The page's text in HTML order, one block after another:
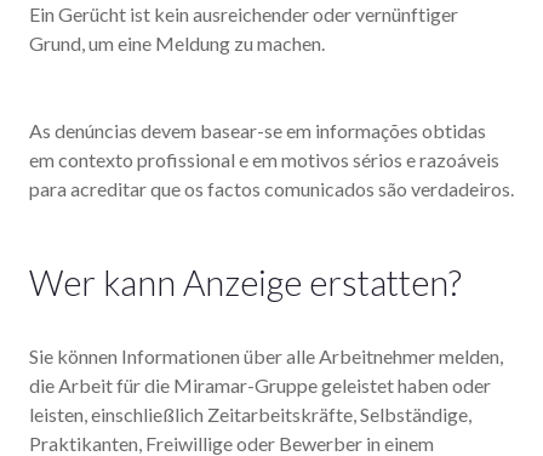
Ein Gerücht ist kein ausreichender oder vernünftiger
Grund, um eine Meldung zu machen.
As denúncias devem basear-se em informações obtidas
em contexto profissional e em motivos sérios e razoáveis
para acreditar que os factos comunicados são verdadeiros.
Wer kann Anzeige erstatten?
Sie können Informationen über alle Arbeitnehmer melden,
die Arbeit für die Miramar-Gruppe geleistet haben oder
leisten, einschließlich Zeitarbeitskräfte, Selbständige,
Praktikanten, Freiwillige oder Bewerber in einem